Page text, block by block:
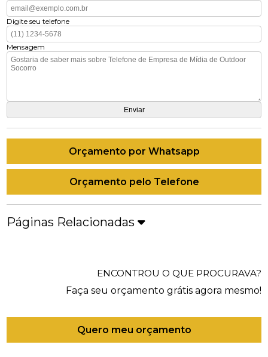
Digite seu telefone
Mensagem
Orçamento por Whatsapp
Orçamento pelo Telefone
Páginas Relacionadas
ENCONTROU O QUE PROCURAVA?
Faça seu orçamento grátis agora mesmo!
Quero meu orçamento